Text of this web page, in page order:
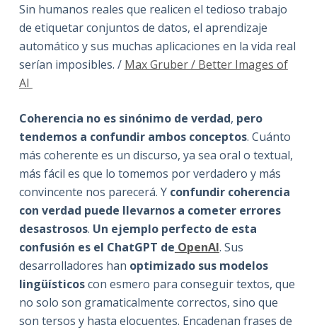
Sin humanos reales que realicen el tedioso trabajo
de etiquetar conjuntos de datos, el aprendizaje
automático y sus muchas aplicaciones en la vida real
serían imposibles. / Max Gruber / Better Images of
AI
Coherencia no es sinónimo de verdad, pero
tendemos a confundir ambos conceptos. Cuánto
más coherente es un discurso, ya sea oral o textual,
más fácil es que lo tomemos por verdadero y más
convincente nos parecerá. Y confundir coherencia
con verdad puede llevarnos a cometer errores
desastrosos. Un ejemplo perfecto de esta
confusión es el ChatGPT de OpenAI. Sus
desarrolladores han optimizado sus modelos
lingüísticoscon esmero para conseguir textos, que
no solo son gramaticalmente correctos, sino que
son tersos y hasta elocuentes. Encadenan frases de